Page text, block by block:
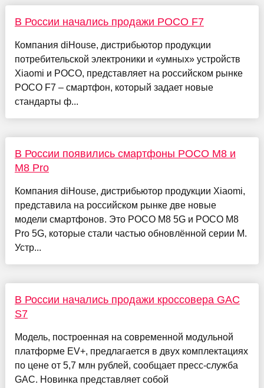
В России начались продажи POCO F7
Компания diHouse, дистрибьютор продукции
потребительской электроники и «умных» устройств
Xiaomi и POCO, представляет на российском рынке
POCO F7 – смартфон, который задает новые
стандарты ф...
В России появились смартфоны POCO M8 и
M8 Pro
Компания diHouse, дистрибьютор продукции Xiaomi,
представила на российском рынке две новые
модели смартфонов. Это POCO M8 5G и POCO M8
Pro 5G, которые стали частью обновлённой серии M.
Устр...
В России начались продажи кроссовера GAC
S7
Модель, построенная на современной модульной
платформе EV+, предлагается в двух комплектациях
по цене от 5,7 млн рублей, сообщает пресс-служба
GAC. Новинка представляет собой